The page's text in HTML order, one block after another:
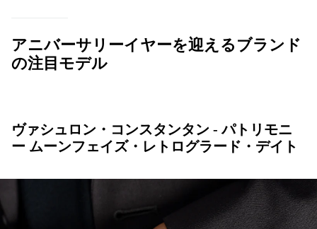
アニバーサリーイヤーを迎えるブランド
の注目モデル
ヴァシュロン・コンスタンタン - パトリモニ
ー ムーンフェイズ・レトログラード・デイト